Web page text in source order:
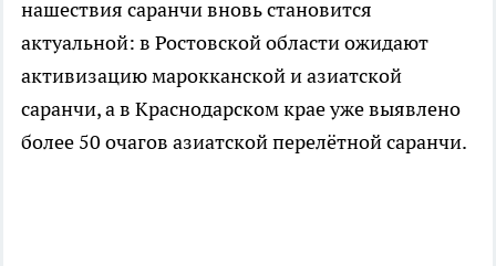
нашествия саранчи вновь становится
актуальной: в Ростовской области ожидают
активизацию марокканской и азиатской
саранчи, а в Краснодарском крае уже выявлено
более 50 очагов азиатской перелётной саранчи.